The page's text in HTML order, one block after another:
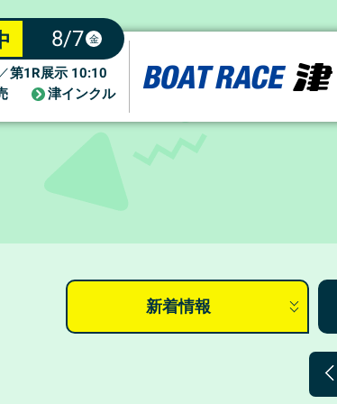
8/7 金
／第1R展示 10:10
津インクル
新着情報